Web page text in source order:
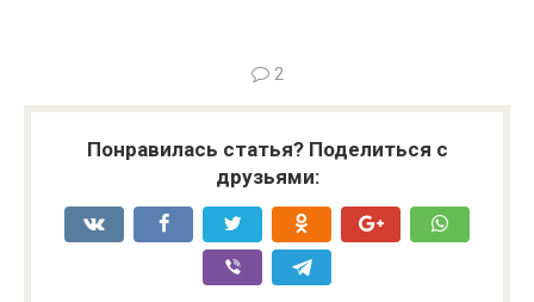
2
Понравилась статья? Поделиться с
друзьями: